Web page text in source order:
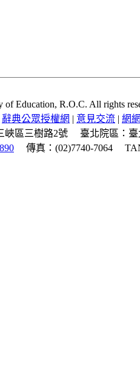
Education, R.O.C. All rights
辭典公眾授權網 | 意見交流 | 網
峽區三樹路2號
臺北院區：
傳真：(02)7740-7064